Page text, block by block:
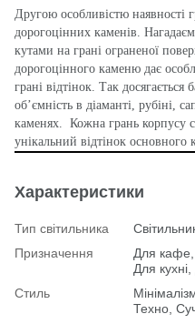
Другою особливістю наявності
дорогоцінних каменів.
кутами на грані ограненої
дорогоцінного каменю дає
грані відтінок. Так досягається
об’ємність в діаманті, рубіні,
каменях. Кожна грань корпусу
унікальний відтінок основного
Характеристики
Тип світильника
Призначення
Для кафе,
Для
Стиль
Техно,